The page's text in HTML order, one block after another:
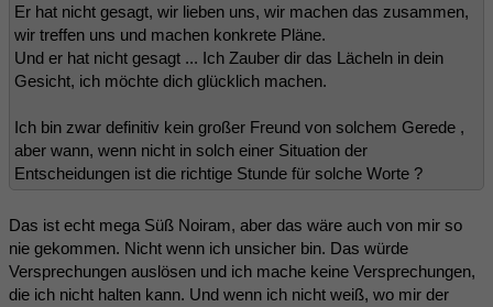
Er hat nicht gesagt, wir lieben uns, wir machen das zusammen,
wir treffen uns und machen konkrete Pläne.
Und er hat nicht gesagt ... Ich Zauber dir das Lächeln in dein
Gesicht, ich möchte dich glücklich machen.
Ich bin zwar definitiv kein großer Freund von solchem Gerede ,
aber wann, wenn nicht in solch einer Situation der
Entscheidungen ist die richtige Stunde für solche Worte ?
Das ist echt mega Süß Noiram, aber das wäre auch von mir so
nie gekommen. Nicht wenn ich unsicher bin. Das würde
Versprechungen auslösen und ich mache keine Versprechungen,
die ich nicht halten kann. Und wenn ich nicht weiß, wo mir der